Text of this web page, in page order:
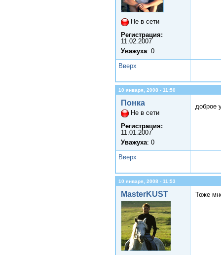
Не в сети
Регистрация:
11.02.2007
Уважуха: 0
Вверх
10 января, 2008 - 11:50
Понка
Не в сети
Регистрация:
11.01.2007
Уважуха: 0
доброе
Вверх
10 января, 2008 - 11:53
MasterKUST Тоже